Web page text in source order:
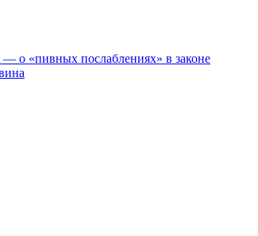
о «пивных послаблениях» в законе